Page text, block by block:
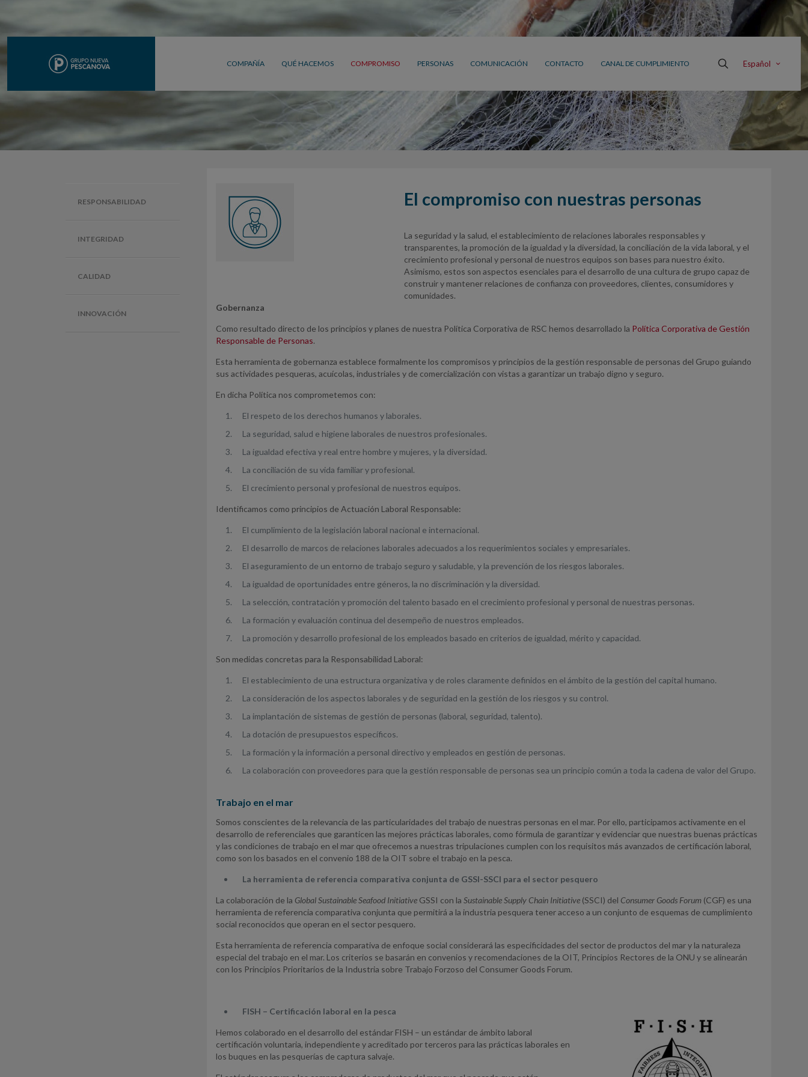
COMPAÑÍA QUÉ HACEMOS COMPROMISO PERSONAS COMUNICACIÓN CONTACTO CANAL DE CUMPLIMIENTO Español
El compromiso con nuestras personas
La seguridad y la salud, el establecimiento de relaciones laborales responsables y
transparentes, la promoción de la igualdad y la diversidad, la conciliación de la vida laboral, y el
crecimiento profesional y personal de nuestros equipos son bases para nuestro éxito.
Asimismo, estos son aspectos esenciales para el desarrollo de una cultura de grupo capaz de
construir y mantener relaciones de confianza con proveedores, clientes, consumidores y
comunidades.
Gobernanza
Como resultado directo de los principios y planes de nuestra Política Corporativa de RSC hemos desarrollado la Política Corporativa de Gestión
Responsable de Personas.
Esta herramienta de gobernanza establece formalmente los compromisos y principios de la gestión responsable de personas del Grupo guiando
sus actividades pesqueras, acuícolas, industriales y de comercialización con vistas a garantizar un trabajo digno y seguro.
En dicha Política nos comprometemos con:
El respeto de los derechos humanos y laborales.
La seguridad, salud e higiene laborales de nuestros profesionales.
La igualdad efectiva y real entre hombre y mujeres, y la diversidad.
La conciliación de su vida familiar y profesional.
El crecimiento personal y profesional de nuestros equipos.
Identificamos como principios de Actuación Laboral Responsable:
El cumplimiento de la legislación laboral nacional e internacional.
El desarrollo de marcos de relaciones laborales adecuados a los requerimientos sociales y empresariales.
El aseguramiento de un entorno de trabajo seguro y saludable, y la prevención de los riesgos laborales.
La igualdad de oportunidades entre géneros, la no discriminación y la diversidad.
La selección, contratación y promoción del talento basado en el crecimiento profesional y personal de nuestras personas.
La formación y evaluación continua del desempeño de nuestros empleados.
La promoción y desarrollo profesional de los empleados basado en criterios de igualdad, mérito y capacidad.
Son medidas concretas para la Responsabilidad Laboral:
El establecimiento de una estructura organizativa y de roles claramente definidos en el ámbito de la gestión del capital humano.
La consideración de los aspectos laborales y de seguridad en la gestión de los riesgos y su control.
La implantación de sistemas de gestión de personas (laboral, seguridad, talento).
La dotación de presupuestos específicos.
La formación y la información a personal directivo y empleados en gestión de personas.
La colaboración con proveedores para que la gestión responsable de personas sea un principio común a toda la cadena de valor del Grupo.
Trabajo en el mar
Somos conscientes de la relevancia de las particularidades del trabajo de nuestras personas en el mar. Por ello, participamos activamente en el
desarrollo de referenciales que garanticen las mejores prácticas laborales, como fórmula de garantizar y evidenciar que nuestras buenas prácticas
y las condiciones de trabajo en el mar que ofrecemos a nuestras tripulaciones cumplen con los requisitos más avanzados de certificación laboral,
como son los basados en el convenio 188 de la OIT sobre el trabajo en la pesca.
La herramienta de referencia comparativa conjunta de GSSI-SSCI para el sector pesquero
La colaboración de la Global Sustainable Seafood Initiative GSSI con laSustainable Supply Chain Initiative (SSCI) del Consumer Goods Forum (CGF) es una
herramienta de referencia comparativa conjunta que permitirá a la industria pesquera tener acceso a un conjunto de esquemas de cumplimiento
social reconocidos que operan en el sector pesquero.
Esta herramienta de referencia comparativa de enfoque social considerará las especificidades del sector de productos del mar y la naturaleza
especial del trabajo en el mar. Los criterios se basarán en convenios y recomendaciones de la OIT, Principios Rectores de la ONU y se alinearán
con los Principios Prioritarios de la Industria sobre Trabajo Forzoso del Consumer Goods Forum.
FISH – Certificación laboral en la pesca
Hemos colaborado en el desarrollo del estándar FISH – un estándar de ámbito laboral
certificación voluntaria, independiente y acreditado por terceros para las prácticas laborales en
los buques en las pesquerías de captura salvaje.
RESPONSABILIDAD
INTEGRIDAD
CALIDAD
INNOVACIÓN